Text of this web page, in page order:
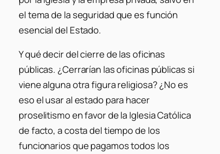
el tema de la seguridad que es función
esencial del Estado.
Y qué decir del cierre de las oficinas
públicas. ¿Cerrarían las oficinas públicas si
viene alguna otra figura religiosa? ¿No es
eso el usar al estado para hacer
proselitismo en favor de la Iglesia Católica
de facto, a costa del tiempo de los
funcionarios que pagamos todos los